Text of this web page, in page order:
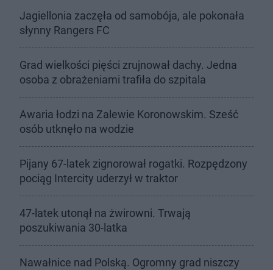
Jagiellonia zaczęła od samobója, ale pokonała
słynny Rangers FC
Grad wielkości pięści zrujnował dachy. Jedna
osoba z obrażeniami trafiła do szpitala
Awaria łodzi na Zalewie Koronowskim. Sześć
osób utknęło na wodzie
Pijany 67-latek zignorował rogatki. Rozpędzony
pociąg Intercity uderzył w traktor
47-latek utonął na żwirowni. Trwają
poszukiwania 30-latka
Nawałnice nad Polską. Ogromny grad niszczy